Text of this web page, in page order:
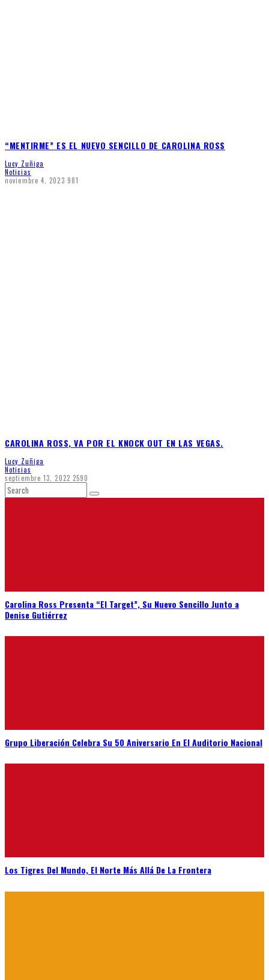
“MENTIRME” ES EL NUEVO SENCILLO DE CAROLINA ROSS
Lucy Zuñiga
Noticias
noviembre 4, 2023 981
CAROLINA ROSS, VA POR EL KNOCK OUT EN LAS VEGAS.
Lucy Zuñiga
Noticias
septiembre 13, 2022 2590
Carolina Ross Presenta “El Target”, Su Nuevo Sencillo Junto a
Denise Gutiérrez
Grupo Liberación Celebra Su 50 Aniversario En El Auditorio Nacional
Los Tigres Del Mundo, El Norte Más Allá De La Frontera